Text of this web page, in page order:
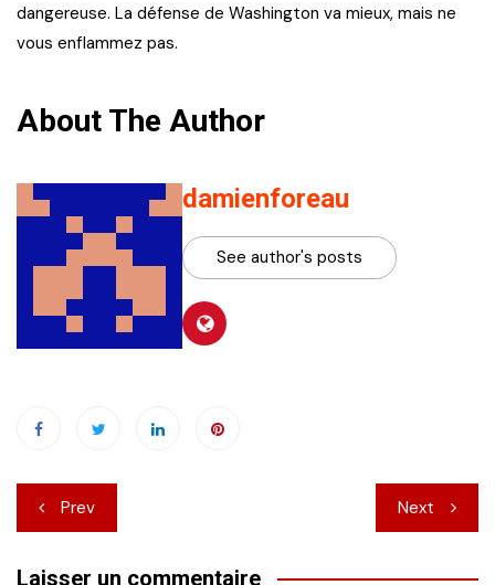
dangereuse. La défense de Washington va mieux, mais ne
vous enflammez pas.
About The Author
damienforeau
See author's posts
Navigation
de
Prev Next
Laisser un commentaire